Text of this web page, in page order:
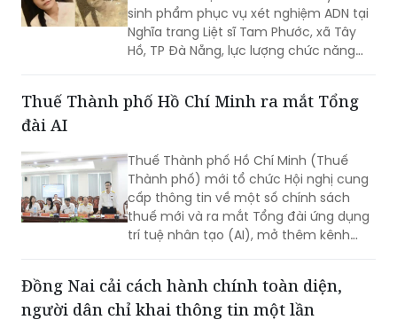
sinh phẩm phục vụ xét nghiệm ADN tại
Nghĩa trang Liệt sĩ Tam Phước, xã Tây
Hồ, TP Đà Nẵng, lực lượng chức năng
Thuế Thành phố Hồ Chí Minh ra mắt Tổng
đài AI
Thuế Thành phố Hồ Chí Minh (Thuế
Thành phố) mới tổ chức Hội nghị cung
cấp thông tin về một số chính sách
thuế mới và ra mắt Tổng đài ứng dụng
trí tuệ nhân tạo (AI), mở thêm kênh
Đồng Nai cải cách hành chính toàn diện,
người dân chỉ khai thông tin một lần